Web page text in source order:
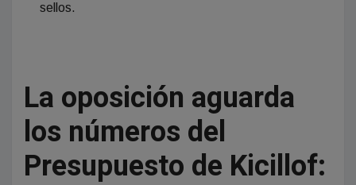
sellos.
La oposición aguarda
los números del
Presupuesto de Kicillof: